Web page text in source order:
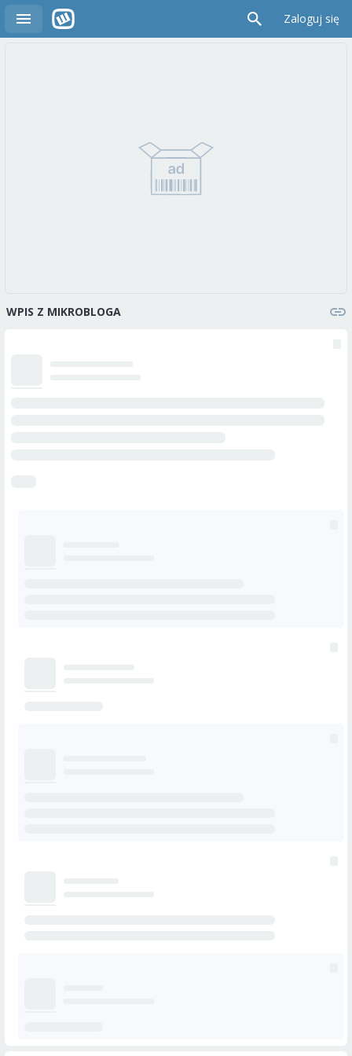
Zaloguj się
WPIS Z MIKROBLOGA